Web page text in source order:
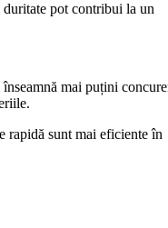
pot contribui la un
mai puțini
rapidă sunt mai eficiente în